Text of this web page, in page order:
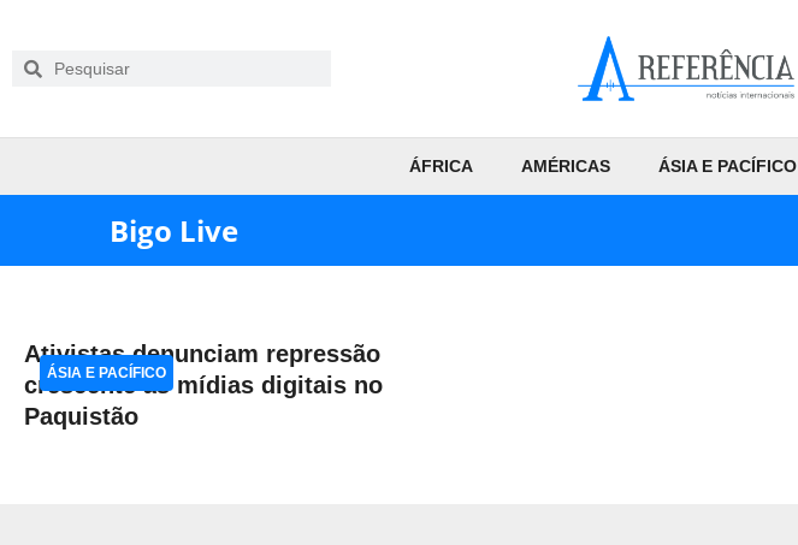
ÁFRICA AMÉRICAS ÁSIA E PACÍFICO
Bigo Live
Ativistas denunciam repressão
crescente às mídias digitais no
Paquistão
ÁSIA E PACÍFICO